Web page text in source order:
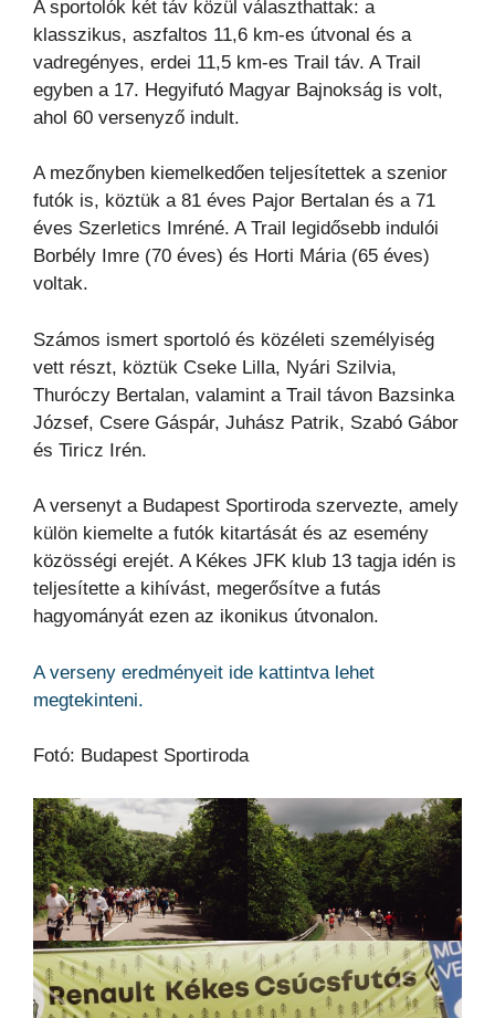
A sportolók két táv közül választhattak: a
klasszikus, aszfaltos 11,6 km-es útvonal és a
vadregényes, erdei 11,5 km-es Trail táv. A Trail
egyben a 17. Hegyifutó Magyar Bajnokság is volt,
ahol 60 versenyző indult.
A mezőnyben kiemelkedően teljesítettek a szenior
futók is, köztük a 81 éves Pajor Bertalan és a 71
éves Szerletics Imréné. A Trail legidősebb indulói
Borbély Imre (70 éves) és Horti Mária (65 éves)
voltak.
Számos ismert sportoló és közéleti személyiség
vett részt, köztük Cseke Lilla, Nyári Szilvia,
Thuróczy Bertalan, valamint a Trail távon Bazsinka
József, Csere Gáspár, Juhász Patrik, Szabó Gábor
és Tiricz Irén.
A versenyt a Budapest Sportiroda szervezte, amely
külön kiemelte a futók kitartását és az esemény
közösségi erejét. A Kékes JFK klub 13 tagja idén is
teljesítette a kihívást, megerősítve a futás
hagyományát ezen az ikonikus útvonalon.
A verseny eredményeit ide kattintva lehet
megtekinteni.
Fotó: Budapest Sportiroda